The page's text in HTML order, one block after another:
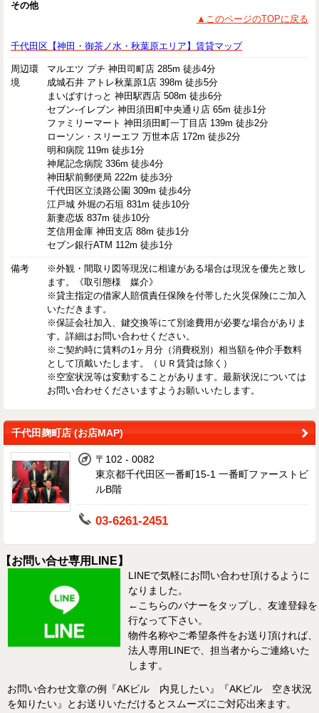
その他
▲このページのTOPに戻る
千代田区【神田・御茶ノ水・秋葉原エリア】賃貸マップ
周辺環
境
マルエツ プチ 神田司町店 285m 徒歩4分
成城石井 アトレ秋葉原1店 398m 徒歩5分
まいばすけっと 神田駅西店 508m 徒歩6分
セブン-イレブン 神田須田町中央通り店 65m 徒歩1分
ファミリーマート 神田須田町一丁目店 139m 徒歩2分
ローソン・スリーエフ 万世本店 172m 徒歩2分
明和病院 119m 徒歩1分
神尾記念病院 336m 徒歩4分
神田駅前郵便局 222m 徒歩3分
千代田区立淡路公園 309m 徒歩4分
江戸城 外堀の石垣 831m 徒歩10分
新妻恋坂 837m 徒歩10分
芝信用金庫 神田支店 88m 徒歩1分
セブン銀行ATM 112m 徒歩1分
備考
※外観・間取り図等現況に相違がある場合は現況を優先と致し
ます。《取引態様 媒介》
※貸主指定の借家人賠償責任保険を付帯した火災保険にご加入
いただきます。
※保証会社加入、鍵交換等にて別途費用が必要な場合がありま
す。詳細はお問い合わせください。
※ご契約時に賃料の1ヶ月分（消費税別）相当額を仲介手数料
として頂戴いたします。（ＵＲ賃貸は除く）
※空室状況等は変動することがあります。最新状況については
お問い合わせくださいますようお願いいたします。
千代田麹町店 (お店MAP)
〒102 - 0082
東京都千代田区一番町15-1 一番町ファーストビ
ルB階
03-6261-2451
【お問い合せ専用LINE】
LINEで気軽にお問い合わせ頂けるように
なりました。
←こちらのバナーをタップし、友達登録を
行なって下さい。
物件名称やご希望条件をお送り頂ければ、
法人専用LINEで、担当者からご連絡いた
します。
お問い合わせ文章の例『AKビル 内見したい』『AKビル 空き状況
を知りたい』とお送りいただけるとスムーズにご対応出来ます。